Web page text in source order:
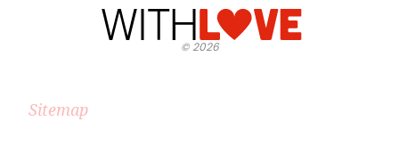
©2026
Sitemap